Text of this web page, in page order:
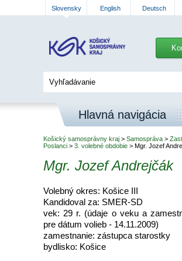
Slovensky English Deutsch
Hlavná navigácia
Košický samosprávny kraj > Samospráva >
Poslanci > 3. volebné obdobie > Mgr. Jozef
Mgr. Jozef Andrejčák
Volebný okres: Košice III
Kandidoval za: SMER-SD
vek: 29 r. (údaje o veku a
pre dátum volieb - 14.11.2009)
zamestnanie: zástupca starostky
bydlisko: Košice